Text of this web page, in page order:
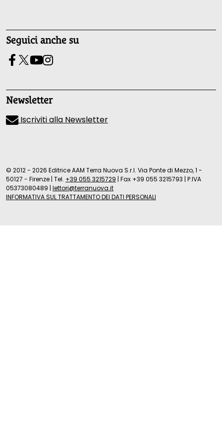
Seguici anche su
Newsletter
Iscriviti alla Newsletter
© 2012 - 2026 Editrice AAM Terra Nuova S.r.l. Via Ponte di Mezzo, 1 -
50127 - Firenze | Tel. +39 055 3215729 | Fax +39 055 3215793 | P.IVA
05373080489 | lettori@terranuova.it
INFORMATIVA SUL TRATTAMENTO DEI DATI PERSONALI